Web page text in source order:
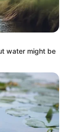
water might be